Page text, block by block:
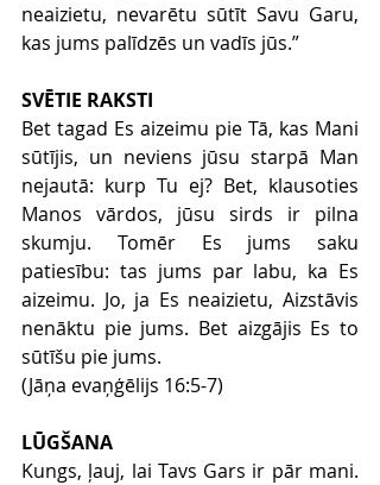
neaizietu, nevarētu sūtīt Savu Garu,
kas jums palīdzēs un vadīs jūs.”
SVĒTIE RAKSTI
Bet tagad Es aizeimu pie Tā, kas Mani
sūtījis, un neviens jūsu starpā Man
nejautā: kurp Tu ej? Bet, klausoties
Manos vārdos, jūsu sirds ir pilna
skumju. Tomēr Es jums saku
patiesību: tas jums par labu, ka Es
aizeimu. Jo, ja Es neaizietu, Aizstāvis
nenāktu pie jums. Bet aizgājis Es to
sūtīšu pie jums.
(Jāņa evaņģēlijs 16:5-7)
LŪGŠANA
Kungs, ļauj, lai Tavs Gars ir pār mani.